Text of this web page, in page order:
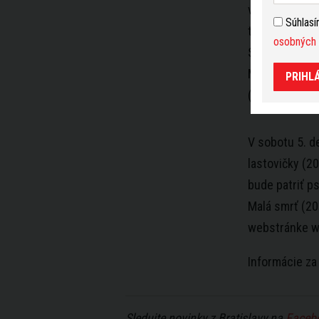
venovaným
televíznej
Slávnostné
Mladosť,
(2015).
V sobotu 5.
lastovičky
bude patriť
Malá smrť
webstránke
Informácie
osobných